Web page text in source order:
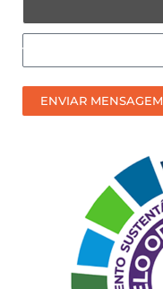
Como
prefere
receber
nosso
ENVIAR MENSAGEM